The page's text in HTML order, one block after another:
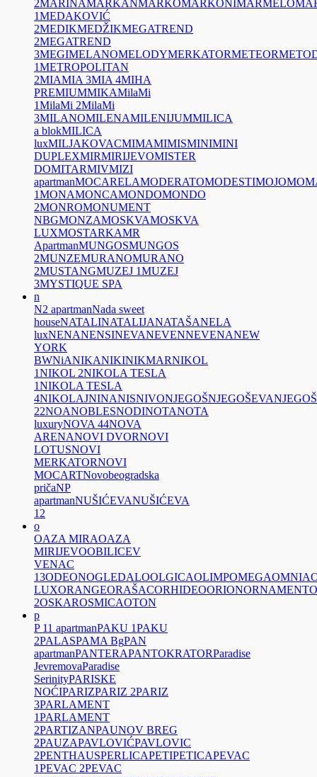
2MARINAMARKANMARKOMARKONIMARMELO
1MEDAKOVIĆ
2MEDIKMEDŽIKMEGATREND
2MEGATREND
3MEGIMELANOMELODYMERKATORMETEOR
1METROPOLITAN
2MIAMIA 3MIA 4MIHA
PREMIUMMIKAMilaMi
1MilaMi 2MilaMi
3MILANOMILENAMILENIJUMMILICA
a blokMILICA
luxMILJAKOVACMIMAMIMISMINIMINI
DUPLEXMIRMIRIJEVOMISTER
DOMITARMIVMIZI
apartmanMOCARELAMODERATOMODESTIMOJO
1MONAMONCAMONDOMONDO
2MONROMONUMENT
NBGMONZAMOSKVAMOSKVA
LUXMOSTARKAMR
ApartmanMUNGOSMUNGOS
2MUNZEMURANOMURANO
2MUSTANGMUZEJ 1MUZEJ
3MYSTIQUE SPA
n
N2 apartmanNada sweet
houseNATALINATALIJANATAŠANELA
luxNENANENSINEVANEVENNEVENANEW
YORK
BWNiANIKANIKINIKMARNIKOL
1NIKOL 2NIKOLA TESLA
1NIKOLA TESLA
4NIKOLAJNINANISNIVONJEGOŠNJEGOŠEVA
22NOANOBLESNODINOTANOTA
luxuryNOVA 44NOVA
ARENANOVI DVORNOVI
LOTUSNOVI
MERKATORNOVI
MOCARTNovobeogradska
pričaNP
apartmanNUŠIĆEVANUŠIĆEVA
12
o
OAZA MIRAOAZA
MIRIJEVOOBILICEV
VENAC
13ODEONOGLEDALOOLGICAOLIMPOMEGAOMNIA
LUXORANGEORAŠACORHIDEOORIONORNAMENT
2OSKAROSMICAOTON
p
P 11 apartmanPAKU 1PAKU
2PALASPAMA BgPAN
apartmanPANTERAPANTOKRATORParadise
JevremovaParadise
SerinityPARISKE
NOĆIPARIZPARIZ 2PARIZ
3PARLAMENT
1PARLAMENT
2PARTIZANPAUNOV BREG
2PAUZAPAVLOVIĆPAVLOVIC
2PENTHAUSPERLICAPETIPETICAPEVAC
1PEVAC 2PEVAC